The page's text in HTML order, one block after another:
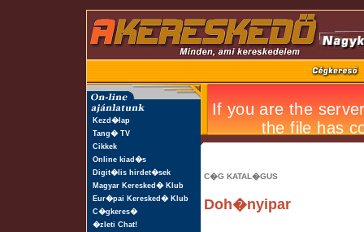
Kezd�lap
Tang� TV
Cikkek
Online kiad�s
Digit�lis hirdet�sek
Magyar Keresked� Klub
Eur�pai Keresked� Klub
C�gkeres�
�zleti Chat!
C�G KATAL�GUS
Doh�nyipar